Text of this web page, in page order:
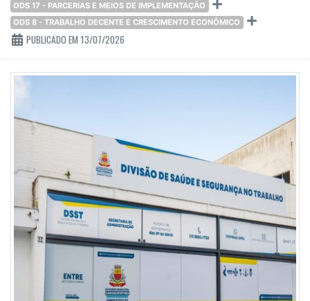
ODS 17 - PARCERIAS E MEIOS DE IMPLEMENTAÇÃO
ODS 8 - TRABALHO DECENTE E CRESCIMENTO ECONÔMICO
PUBLICADO EM 13/07/2026